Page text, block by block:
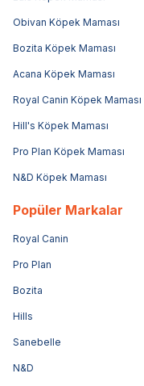
Obivan Köpek Maması
Bozita Köpek Maması
Acana Köpek Maması
Royal Canin Köpek Maması
Hill's Köpek Maması
Pro Plan Köpek Maması
N&D Köpek Maması
Popüler Markalar
Royal Canin
Pro Plan
Bozita
Hills
Sanebelle
N&D